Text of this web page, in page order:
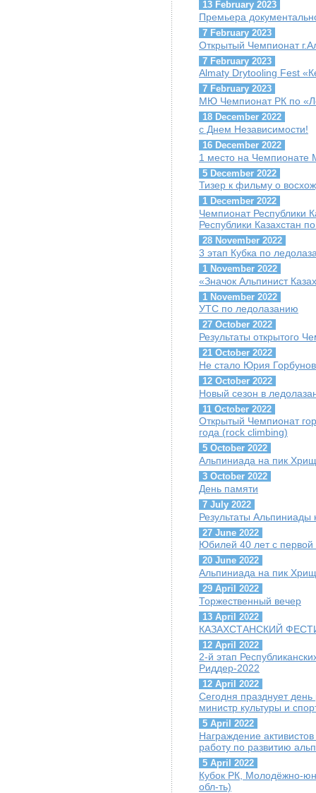
13 February 2023
Премьера
7 February 2023
Открытый Чемпионат
7 February 2023
Almaty Drytooling Fest
7 February 2023
МЮ Чемпионат РК по
18 December 2022
с Днем Независимости!
16 December 2022
1 место на
5 December 2022
Тизер к фильму о
1 December 2022
Чемпионат Республики
Республики Казахстан
28 November 2022
3 этап Кубка по
1 November 2022
«Значок Альпинист
1 November 2022
УТС по ледолазанию
27 October 2022
Результаты открытого
21 October 2022
Не стало Юрия
12 October 2022
Новый сезон в
11 October 2022
Открытый Чемпионат
года (rock climbing)
5 October 2022
Альпиниада на пик
3 October 2022
День памяти
7 July 2022
Результаты
27 June 2022
Юбилей 40 лет с первой
20 June 2022
Альпиниада на пик
29 April 2022
Торжественный вечер
13 April 2022
КАЗАХСТАНСКИЙ
12 April 2022
2-й этап
Риддер-2022
12 April 2022
Сегодня празднует
министр культуры и
5 April 2022
Награждение
работу по развитию
5 April 2022
Кубок РК, Молодёжно-
обл-ть)